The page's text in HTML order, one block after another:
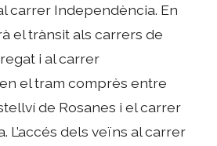
carrer Independència. En
el trànsit als carrers de
i al carrer
el tram comprès entre
de Rosanes i el carrer
L’accés dels veïns al carrer